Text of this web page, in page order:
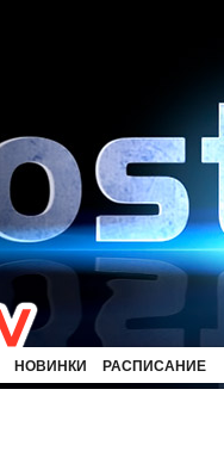
НОВИНКИ РАСПИСАНИЕ